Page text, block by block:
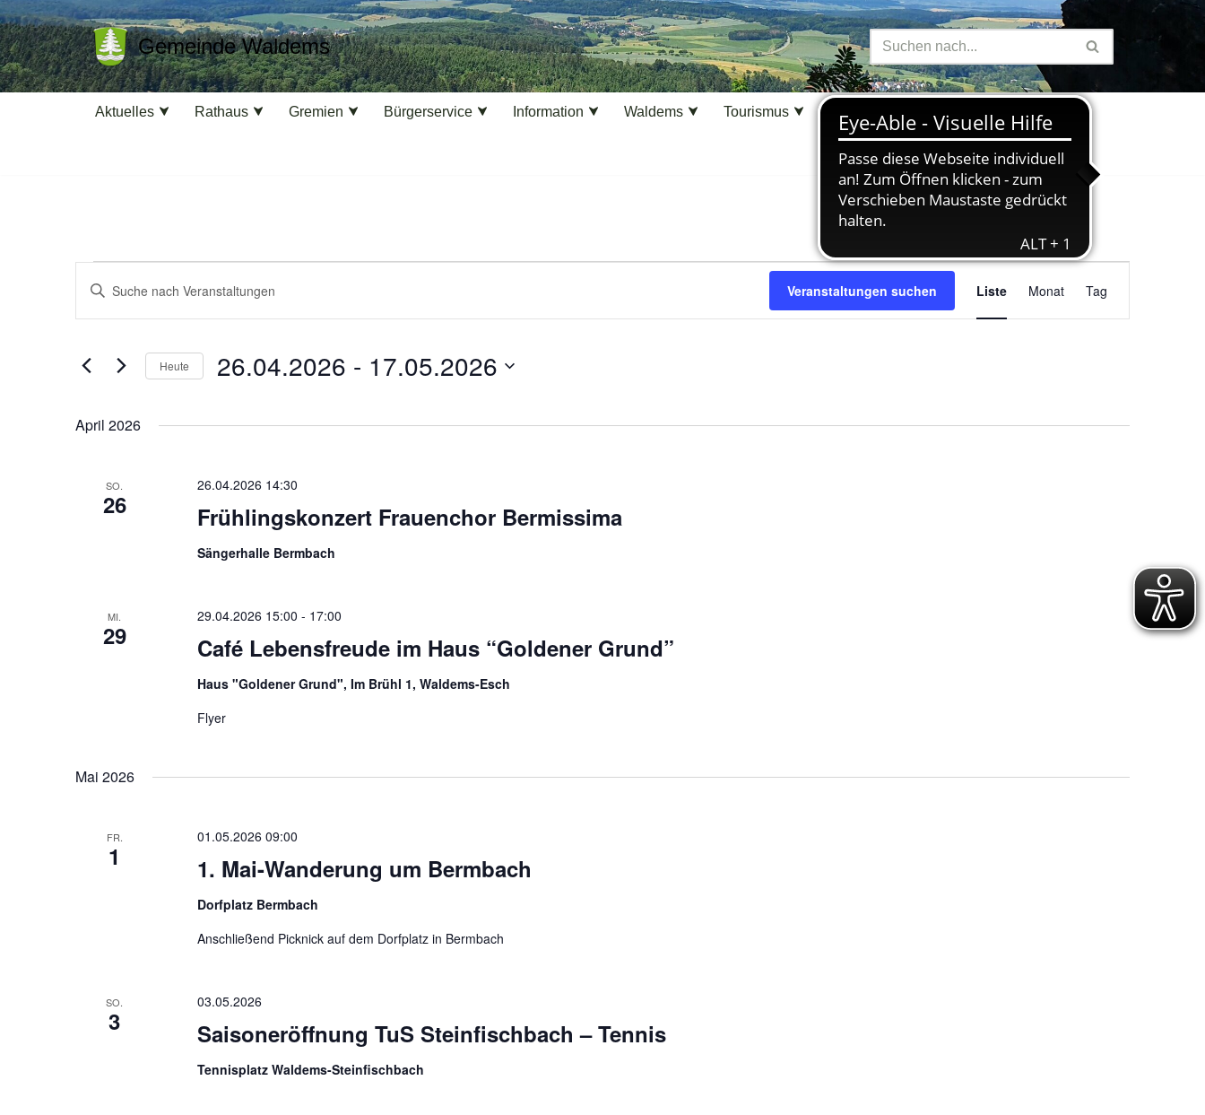
Zum
Inhalt
springen
Gemeinde Waldems
Aktuelles Rathaus Gremien Bürgerservice Information Waldems Tourismus
Veranstaltungen
Ansichten,
Bitte
nach
Schlüsselwort.
Veranstaltungen suchen
Ansichten-
Liste Monat Tag
Heute 26.04.2026 - 17.05.2026
April 2026
SO.
26 Frühlingskonzert Frauenchor Bermissima
26.04.2026 14:30
Sängerhalle Bermbach
MI.
29 Café Lebensfreude im Haus “Goldener Grund”
29.04.2026 15:00 - 17:00
Haus "Goldener Grund", Im Brühl 1, Waldems-Esch
Flyer
Mai 2026
FR.
1 1. Mai-Wanderung um Bermbach
01.05.2026 09:00
Dorfplatz Bermbach
Anschließend Picknick auf dem Dorfplatz in Bermbach
SO.
3 Saisoneröffnung TuS Steinfischbach – Tennis
03.05.2026
Tennisplatz Waldems-Steinfischbach